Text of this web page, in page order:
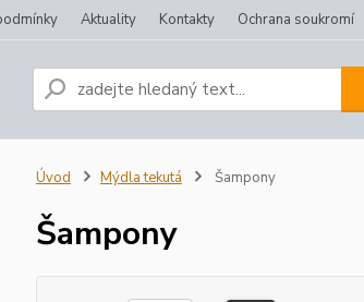
Aktuality Kontakty Ochrana soukromí
Úvod Mýdla tekutá Šampony
Šampony